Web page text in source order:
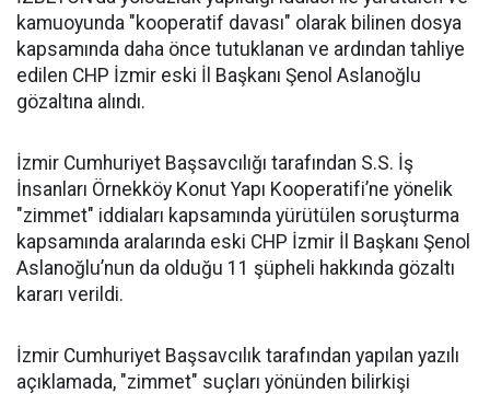
kamuoyunda "kooperatif davası" olarak bilinen dosya
kapsamında daha önce tutuklanan ve ardından tahliye
edilen CHP İzmir eski İl Başkanı Şenol Aslanoğlu
gözaltına alındı.
İzmir Cumhuriyet Başsavcılığı tarafından S.S. İş
İnsanları Örnekköy Konut Yapı Kooperatifi’ne yönelik
"zimmet" iddiaları kapsamında yürütülen soruşturma
kapsamında aralarında eski CHP İzmir İl Başkanı Şenol
Aslanoğlu’nun da olduğu 11 şüpheli hakkında gözaltı
kararı verildi.
İzmir Cumhuriyet Başsavcılık tarafından yapılan yazılı
açıklamada, "zimmet" suçları yönünden bilirkişi